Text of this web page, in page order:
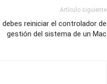
Artículo siguiente
reiniciar el controlador de
gestión del sistema de un Mac